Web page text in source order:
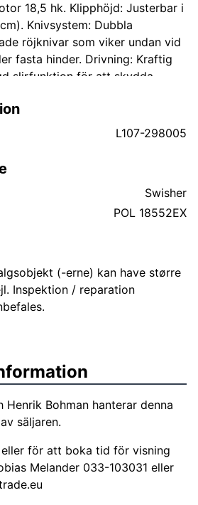
18,5 hk. Klipphöjd: Justerbar i
Knivsystem: Dubbla
röjknivar som viker undan vid
fasta hinder. Drivning: Kraftig
slirfunktion för att skydda
ATV, UTV eller traktor).
däck för
användning. Fakta är
förmåga, ej bindande i detalj
L107-298005
Swisher
POL 18552EX
(-erne) kan have større
Inspektion / reparation
Henrik Bohman hanterar denna
säljaren.
för att boka tid för visning
Melander 033-103031 eller